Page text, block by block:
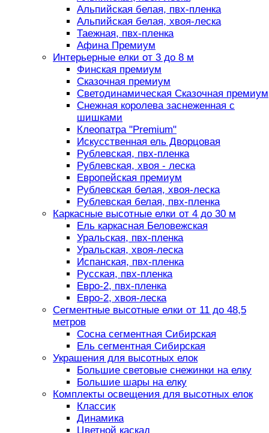
Альпийская белая, пвх-пленка
Альпийская белая, хвоя-леска
Таежная, пвх-пленка
Афина Премиум
Интерьерные елки от 3 до 8 м
Финская премиум
Сказочная премиум
Светодинамическая Сказочная премиум
Снежная королева заснеженная с
шишками
Клеопатра "Premium"
Искусственная ель Дворцовая
Рублевская, пвх-пленка
Рублевская, хвоя - леска
Европейская премиум
Рублевская белая, хвоя-леска
Рублевская белая, пвх-пленка
Каркасные высотные елки от 4 до 30 м
Ель каркасная Беловежская
Уральская, пвх-пленка
Уральская, хвоя-леска
Испанская, пвх-пленка
Русская, пвх-пленка
Евро-2, пвх-пленка
Евро-2, хвоя-леска
Сегментные высотные елки от 11 до 48,5
метров
Сосна сегментная Сибирская
Ель сегментная Сибирская
Украшения для высотных елок
Большие световые снежинки на елку
Большие шары на елку
Комплекты освещения для высотных елок
Классик
Динамика
Цветной каскад